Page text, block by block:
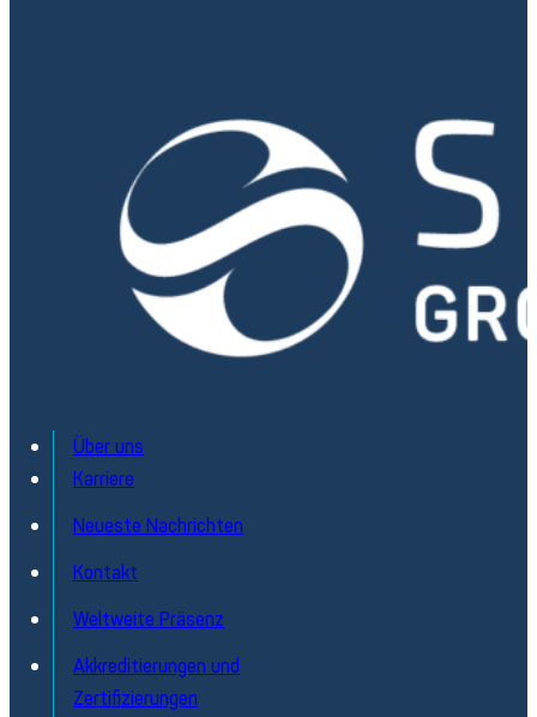
Über uns
Karriere
Neueste Nachrichten
Kontakt
Weltweite Präsenz
Akkreditierungen und
Zertifizierungen